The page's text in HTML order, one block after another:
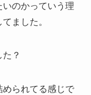
のかっていう理
ました。
？
られてる感じで